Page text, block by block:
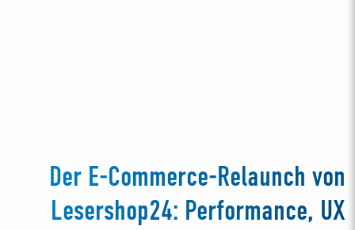
Der E-Commerce-Relaunch von
Lesershop24: Performance, UX